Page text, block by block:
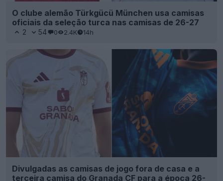
O clube alemão Türkgücü München usa camisas
oficiais da seleção turca nas camisas de 26-27
2 54 0 2.4K 14h
Divulgadas as camisas de jogo fora de casa e a
terceira camisa do Granada CF para a época 26-